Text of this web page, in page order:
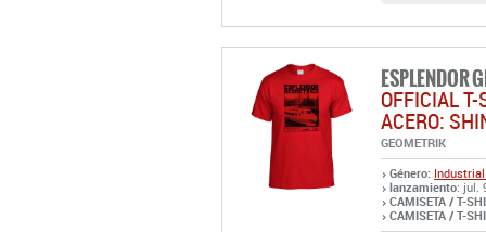
ACERO:
GEOMETRIK
Género:
lanzamiento : jul.
CAMISETA / T-
CAMISETA / T-
CAMISETA
T-SHIRT
GREY: